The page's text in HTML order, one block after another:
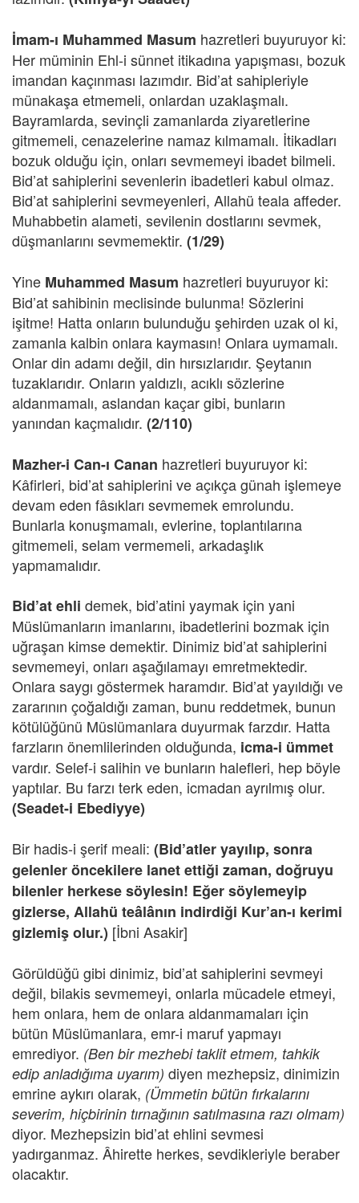
İmam-ı Muhammed Masum hazretleri buyuruyor ki:
Her müminin Ehl-i sünnet itikadına yapışması, bozuk
imandan kaçınması lazımdır. Bid’at sahipleriyle
münakaşa etmemeli, onlardan uzaklaşmalı.
Bayramlarda, sevinçli zamanlarda ziyaretlerine
gitmemeli, cenazelerine namaz kılmamalı. İtikadları
bozuk olduğu için, onları sevmemeyi ibadet bilmeli.
Bid’at sahiplerini sevenlerin ibadetleri kabul olmaz.
Bid’at sahiplerini sevmeyenleri, Allahü teala affeder.
Muhabbetin alameti, sevilenin dostlarını sevmek,
düşmanlarını sevmemektir. (1/29)
Yine Muhammed Masum hazretleri buyuruyor ki:
Bid’at sahibinin meclisinde bulunma! Sözlerini
işitme! Hatta onların bulunduğu şehirden uzak ol ki,
zamanla kalbin onlara kaymasın! Onlara uymamalı.
Onlar din adamı değil, din hırsızlarıdır. Şeytanın
tuzaklarıdır. Onların yaldızlı, acıklı sözlerine
aldanmamalı, aslandan kaçar gibi, bunların
yanından kaçmalıdır. (2/110)
Mazher-i Can-ı Canan hazretleri buyuruyor ki:
Kâfirleri, bid’at sahiplerini ve açıkça günah işlemeye
devam eden fâsıkları sevmemek emrolundu.
Bunlarla konuşmamalı, evlerine, toplantılarına
gitmemeli, selam vermemeli, arkadaşlık
yapmamalıdır.
Bid’at ehli demek, bid’atini yaymak için yani
Müslümanların imanlarını, ibadetlerini bozmak için
uğraşan kimse demektir. Dinimiz bid’at sahiplerini
sevmemeyi, onları aşağılamayı emretmektedir.
Onlara saygı göstermek haramdır. Bid’at yayıldığı ve
zararının çoğaldığı zaman, bunu reddetmek, bunun
kötülüğünü Müslümanlara duyurmak farzdır. Hatta
farzların önemlilerinden olduğunda, icma-i ümmet
vardır. Selef-i salihin ve bunların halefleri, hep böyle
yaptılar. Bu farzı terk eden, icmadan ayrılmış olur.
(Seadet-i Ebediyye)
Bir hadis-i şerif meali: (Bid’atler yayılıp, sonra
gelenler öncekilere lanet ettiği zaman, doğruyu
bilenler herkese söylesin! Eğer söylemeyip
gizlerse, Allahü teâlânın indirdiği Kur’an-ı kerimi
gizlemiş olur.) [İbni Asakir]
Görüldüğü gibi dinimiz, bid’at sahiplerini sevmeyi
değil, bilakis sevmemeyi, onlarla mücadele etmeyi,
hem onlara, hem de onlara aldanmamaları için
bütün Müslümanlara, emr-i maruf yapmayı
emrediyor. (Ben bir mezhebi taklit etmem, tahkik
edip anladığıma uyarım) diyen mezhepsiz, dinimizin
emrine aykırı olarak, (Ümmetin bütün fırkalarını
severim, hiçbirinin tırnağının satılmasına razı olmam)
diyor. Mezhepsizin bid’at ehlini sevmesi
yadırganmaz. Âhirette herkes, sevdikleriyle beraber
olacaktır.